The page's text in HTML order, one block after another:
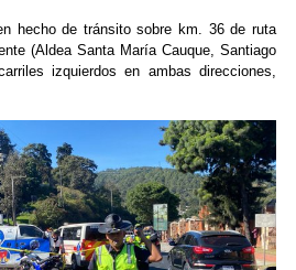
hecho de tránsito sobre km. 36 de ruta
(Aldea Santa María Cauque, Santiago
izquierdos en ambas direcciones,